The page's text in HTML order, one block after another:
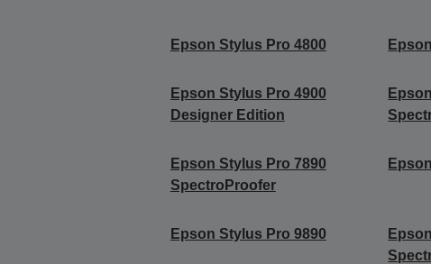
Epson Stylus Pro 4800
Epson Stylus Pro 4900
Designer Edition
Epson Stylus Pro 7890
SpectroProofer
Epson Stylus Pro 9890